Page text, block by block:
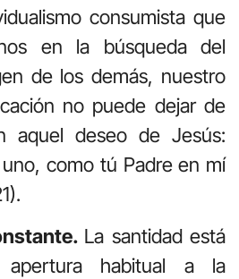
consumista que
en la búsqueda del
de los demás, nuestro
no puede dejar de
aquel deseo de Jesús:
como tú Padre en mí
La santidad está
habitual a la